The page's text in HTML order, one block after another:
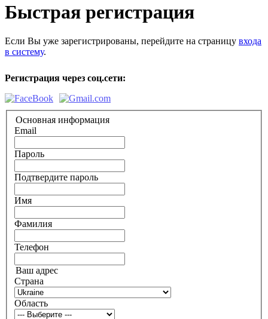
Быстрая регистрация
Если Вы уже зарегистрированы, перейдите на страницу входа
в систему.
Регистрация через соц.сети:
Основная информация
Email
Пароль
Подтвердите пароль
Имя
Фамилия
Телефон
Ваш адрес
Страна
Область